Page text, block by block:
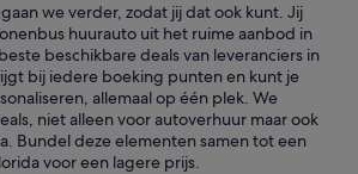
we verder, zodat jij dat ook kunt. Jij
huurauto uit het ruime aanbod in
beschikbare deals van leveranciers in
bij iedere boeking punten en kunt je
allemaal op één plek. We
niet alleen voor autoverhuur maar ook
Bundel deze elementen samen tot een
voor een lagere prijs.